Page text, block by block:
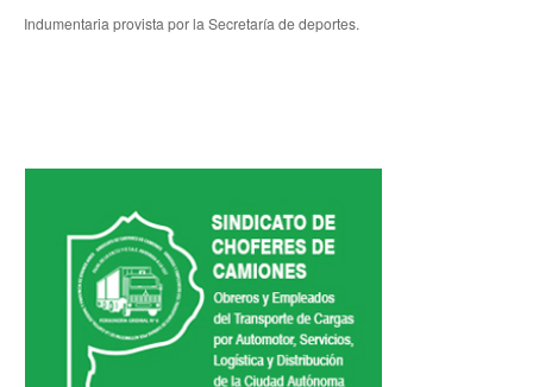
Departamento de Ambiente
Empresas
Impresión de boletas
Indumentaria provista por la Secretaría de deportes.